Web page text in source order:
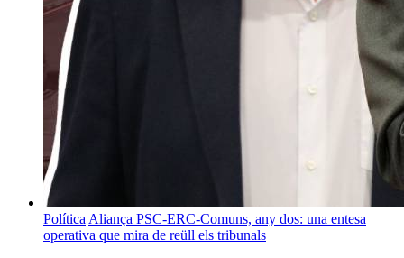
Política Aliança PSC-ERC-Comuns, any dos: una entesa
operativa que mira de reüll els tribunals